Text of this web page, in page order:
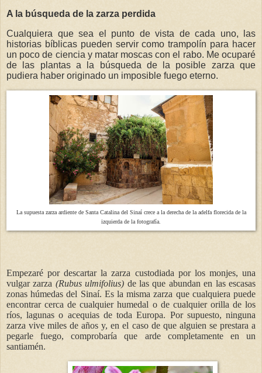
A la búsqueda de la zarza perdida
Cualquiera que sea el punto de vista de cada uno, las
historias bíblicas pueden servir como trampolín para hacer
un poco de ciencia y matar moscas con el rabo. Me ocuparé
de las plantas a la búsqueda de la posible zarza que
pudiera haber originado un imposible fuego eterno.
La supuesta zarza ardiente de Santa Catalina del Sinaí crece a la derecha de la adelfa florecida de la
izquierda de la fotografía.
Empezaré por descartar la zarza custodiada por los monjes, una
vulgar zarza (Rubus ulmifolius) de las que abundan en las escasas
zonas húmedas del Sinaí. Es la misma zarza que cualquiera puede
encontrar cerca de cualquier humedal o de cualquier orilla de los
ríos, lagunas o acequias de toda Europa. Por supuesto, ninguna
zarza vive miles de años y, en el caso de que alguien se prestara a
pegarle fuego, comprobaría que arde completamente en un
santiamén.